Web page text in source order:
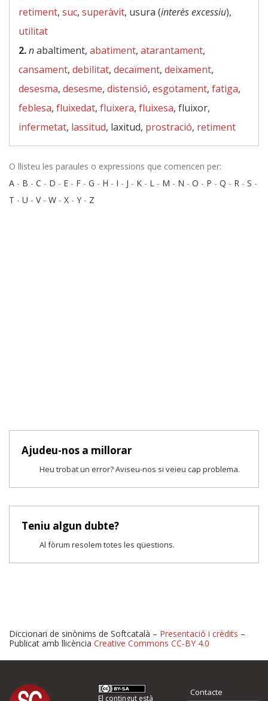
retiment, suc, superàvit, usura (interès excessiu),
utilitat
2.nabaltiment, abatiment, atarantament,
cansament, debilitat, decaïment, deixament,
desesma, desesme, distensió, esgotament, fatiga,
feblesa, fluixedat, fluixera, fluixesa, fluixor,
infermetat, lassitud, laxitud, prostració, retiment
O llisteu les paraules o expressions que comencen per:
A - B - C - D - E - F - G - H - I - J - K - L - M - N - O - P - Q - R - S -
T - U - V- W - X - Y - Z
Ajudeu-nos a millorar
Heu trobat un error? Aviseu-nos si veieu cap problema.
Teniu algun dubte?
Al fòrum resolem totes les qüestions.
Proposeu-nos millores o
Diccionari de sinònims de Softcatalà – Presentació i crèdits –
Publicat amb llicència Creative Commons CC-BY 4.0
El contingut està
Contacte